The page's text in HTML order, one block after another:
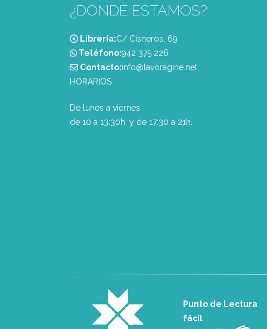
¿DONDE ESTAMOS?
Librería:C/ Cisneros, 69
Teléfono:‭942 375 226‬
Contacto:info@lavoragine.net
HORARIOS
De lunes a viernes
de 10 a 13:30h. y de 17:30 a 21h.
Punto de Lectura
fácil